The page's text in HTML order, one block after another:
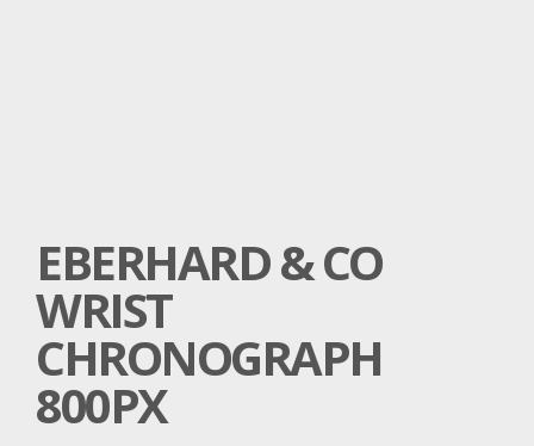
EBERHARD & CO
WRIST
CHRONOGRAPH
800PX